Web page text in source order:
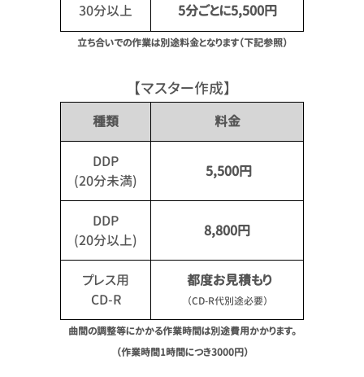
30分以上 5分ごとに5,500円
立ち合いでの作業は別途料金となります（下記参照）
【マスター作成】
種類 料金
DDP
(20分未満)
5,500円
DDP
(20分以上)
8,800円
プレス用
CD-R
都度お見積もり
（CD-R代別途必要）
曲間の調整等にかかる作業時間は別途費用かかります。
（作業時間1時間につき3000円）